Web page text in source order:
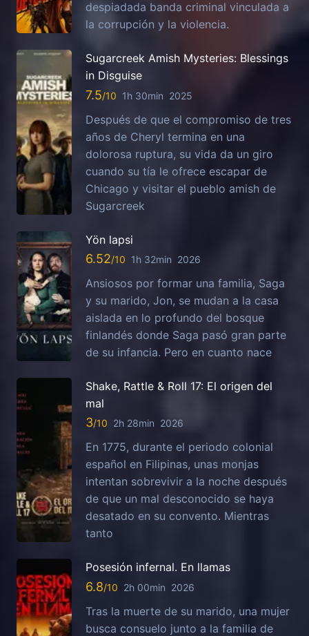
despiadada banda criminal vinculada a
la corrupción y la violencia.
Sugarcreek Amish Mysteries: Blessings
in Disguise
7.5 1h 30min 2025
Después de que el compromiso de tres
años de Cheryl termina en una
dolorosa ruptura, su vida da un giro
cuando su tía le ofrece escapar de
Chicago y visitar el pueblo amish de
Sugarcreek
Yön lapsi
6.52 1h 32min 2026
Ansiosos por formar una familia, Saga
y su marido, Jon, se mudan a la casa
aislada en lo profundo del bosque
finlandés donde Saga pasó gran parte
de su infancia. Pero en cuanto nace
Shake, Rattle & Roll 17: El origen del
mal
3 2h 28min 2026
En 1775, durante el periodo colonial
español en Filipinas, unas monjas
intentan sobrevivir a la noche después
de que un mal desconocido se haya
desatado en su convento. Mientras
tanto
Posesión infernal. En llamas
6.8 2h 00min 2026
Tras la muerte de su marido, una mujer
busca consuelo junto a la familia de